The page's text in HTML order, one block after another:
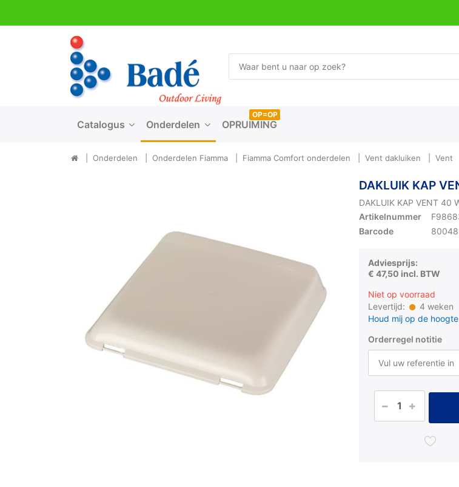
Catalogus Onderdelen OPRUIMING
OP=OP
Onderdelen Onderdelen Fiamma Fiamma Comfort onderdelen Vent dakluiken Vent
DAKLUIK KAP
DAKLUIK KAP VENT 40
Artikelnummer
Barcode
Adviesprijs:
€ 47,50 incl. BTW
Niet op voorraad
Levertijd:
4 weken
Houd mij op de
Orderregel notitie